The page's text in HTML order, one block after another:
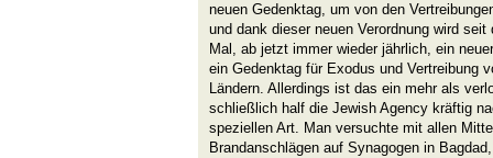
neuen Gedenktag, um von den
und dank dieser neuen Verordnung wird
Mal, ab jetzt immer wieder jährlich, ein
ein Gedenktag für Exodus und Vertreibung
Ländern. Allerdings ist das ein mehr als
schließlich half die Jewish Agency kräftig
speziellen Art. Man versuchte mit allen
Brandanschlägen auf Synagogen in